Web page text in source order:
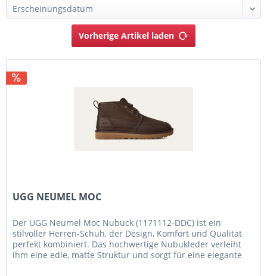
Vorherige Artikel laden
UGG NEUMEL MOC
Der UGG Neumel Moc Nubuck (1171112-DDC) ist ein
stilvoller Herren-Schuh, der Design, Komfort und Qualität
perfekt kombiniert. Das hochwertige Nubukleder verleiht
ihm eine edle, matte Struktur und sorgt für eine elegante